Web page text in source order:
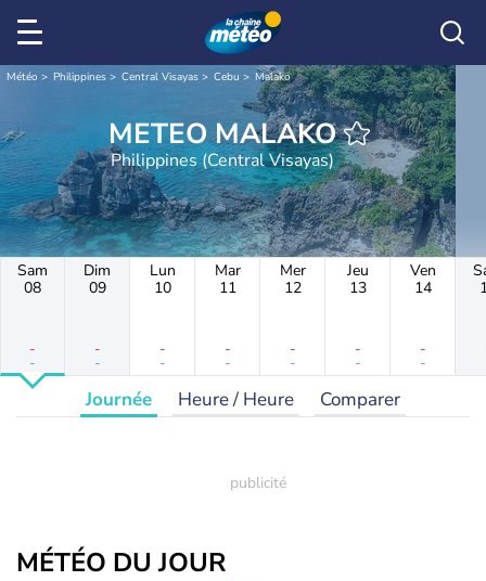
Météo Philippines Central Visayas Cebu Malako
METEO MALAKO
Philippines (Central Visayas)
Sam
08
-
-
Dim
09
-
-
Lun
10
-
-
Mar
11
-
-
Mer
12
-
-
Jeu
13
-
-
Ven
14
-
-
Journée Heure / Heure Comparer
MÉTÉO DU JOUR